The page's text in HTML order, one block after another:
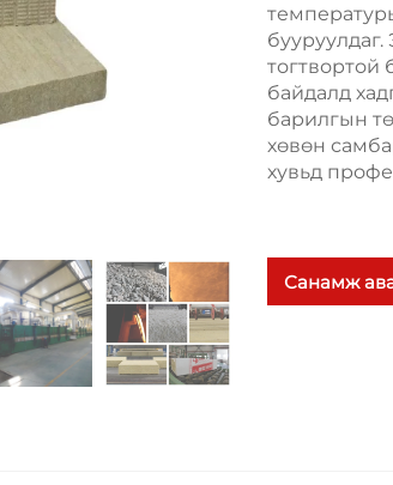
тогтвортой
байдалд
барилгын
хөвөн
хувьд
Санамж